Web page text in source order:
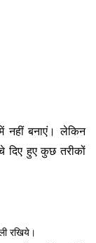
नहीं बनाएं। लेकिन
दिए हुए कुछ तरीकों
रखिये।